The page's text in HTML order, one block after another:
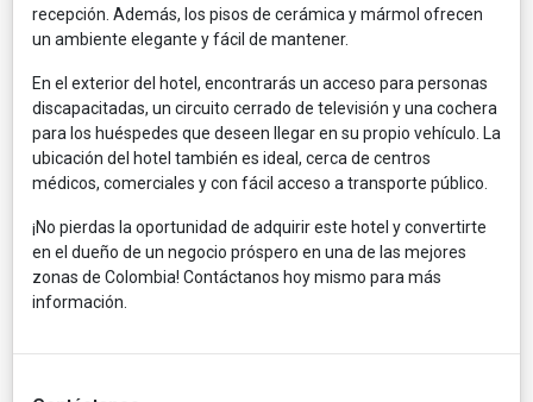
recepción. Además, los pisos de cerámica y mármol ofrecen
un ambiente elegante y fácil de mantener.
En el exterior del hotel, encontrarás un acceso para personas
discapacitadas, un circuito cerrado de televisión y una cochera
para los huéspedes que deseen llegar en su propio vehículo. La
ubicación del hotel también es ideal, cerca de centros
médicos, comerciales y con fácil acceso a transporte público.
¡No pierdas la oportunidad de adquirir este hotel y convertirte
en el dueño de un negocio próspero en una de las mejores
zonas de Colombia! Contáctanos hoy mismo para más
información.